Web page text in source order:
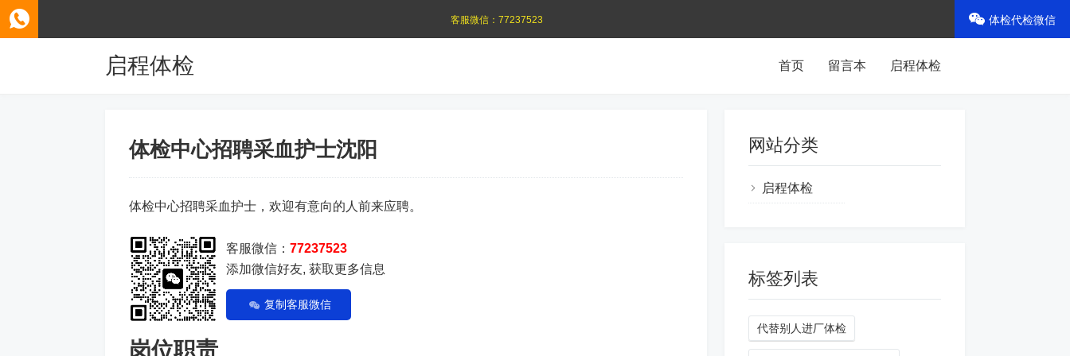
启程体检 首页 留言本 启程体检
体检中心招聘采血护士沈阳
体检中心招聘采血护士，欢迎有意向的人前来应聘。
客服微信： 77237523
添加微信好友, 获取更多信息
复制客服微信
岗位职责
网站分类
启程体检
标签列表
代替别人进厂体检
客服微信： 77237523 体检代检微信